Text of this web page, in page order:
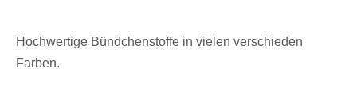
Hochwertige Bündchenstoffe in vielen verschieden
Farben.